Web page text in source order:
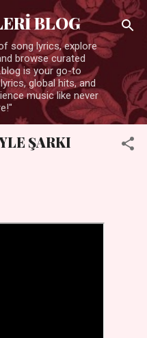
atla BLOG
song lyrics, explore
browse curated
is your go-to
global hits, and
music like never
ŞARKI